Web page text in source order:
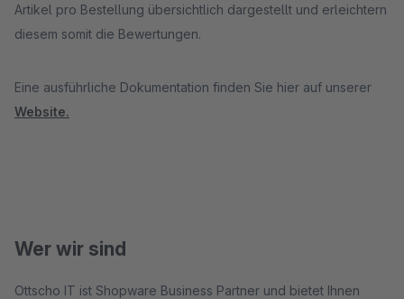
Artikel pro Bestellung übersichtlich dargestellt und erleichtern
diesem somit die Bewertungen.
Eine ausführliche Dokumentation finden Sie hier auf unserer
Website.
Wer wir sind
Ottscho IT ist Shopware Business Partner und bietet Ihnen